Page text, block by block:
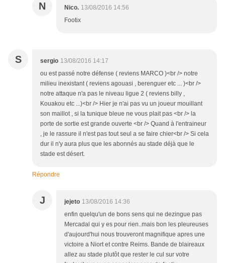
N Nico. 13/08/2016 14:56
Footix
S sergio 13/08/2016 14:17
ou est passé notre défense ( reviens MARCO )<br /> notre
milieu inexistant ( reviens agouasi , berenguer etc ... )<br />
notre attaque n'a pas le niveau ligue 2 ( reviens billy ,
Kouakou etc ...)<br /> Hier je n'ai pas vu un joueur mouillant
son maillot , si la tunique bleue ne vous plait pas <br /> la
porte de sortie est grande ouverte <br /> Quand à l'entraineur
, je le rassure il n'est pas tout seul a se faire chier<br /> Si cela
dur il n'y aura plus que les abonnés au stade déjà que le
stade est désert.
Répondre
J jejeto 13/08/2016 14:36
enfin quelqu'un de bons sens qui ne dezingue pas
Mercadal qui y es pour rien..mais bon les pleureuses
d'aujourd'hui nous trouveront magnifique apres une
victoire a Niort et contre Reims. Bande de blaireaux
allez au stade plutôt que rester le cul sur votre